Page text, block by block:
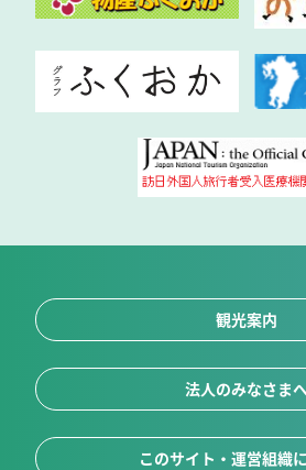
観光案内
法人のみなさま
このサイト・運営組織